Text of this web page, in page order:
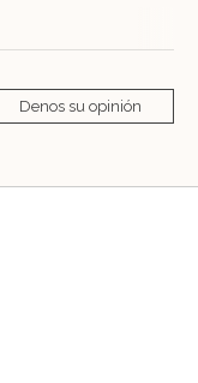
Denos su opinión